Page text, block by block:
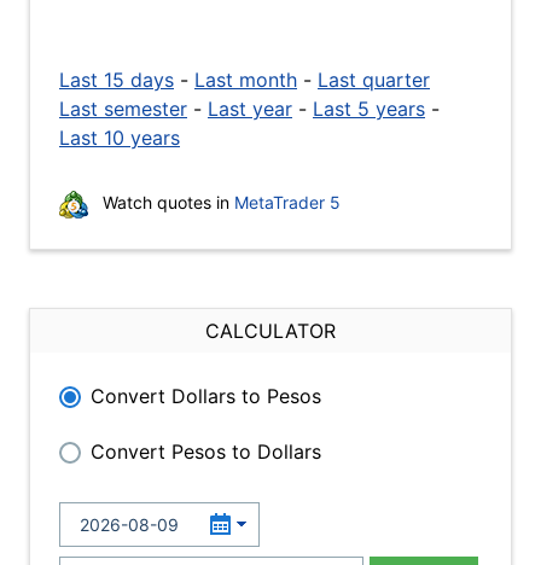
Last 15 days - Last month - Last quarter
Last semester - Last year - Last 5 years -
Last 10 years
Watch quotes in MetaTrader 5
CALCULATOR
Convert Dollars to Pesos
Convert Pesos to Dollars